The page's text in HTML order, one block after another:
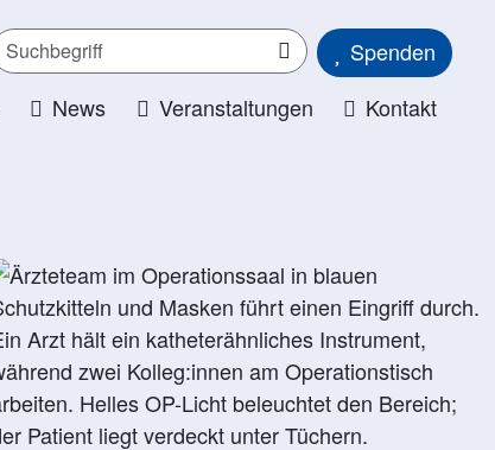
Spenden
News Veranstaltungen Kontakt